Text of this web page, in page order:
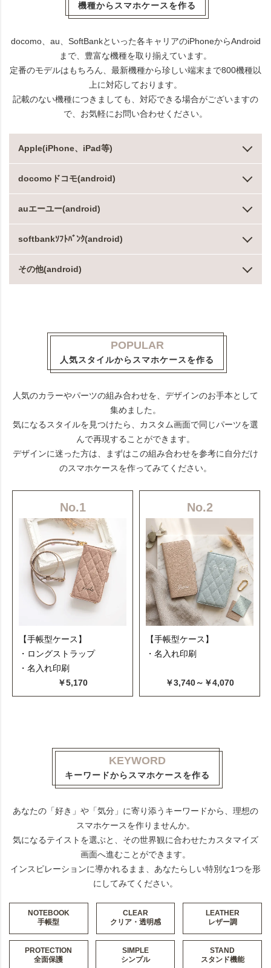
機種からスマホケースを作る
docomo、au、SoftBankといった各キャリアのiPhoneからAndroid
まで、豊富な機種を取り揃えています。
定番のモデルはもちろん、最新機種から珍しい端末まで800機種以
上に対応しております。
記載のない機種につきましても、対応できる場合がございますの
で、お気軽にお問い合わせください。
Apple(iPhone、iPad等)
docomoドコモ(android)
auエーユー(android)
softbankｿﾌﾄﾊﾞﾝｸ(android)
その他(android)
POPULAR
人気スタイルからスマホケースを作る
人気のカラーやパーツの組み合わせを、デザインのお手本として
集めました。
気になるスタイルを見つけたら、カスタム画面で同じパーツを選
んで再現することができます。
デザインに迷った方は、まずはこの組み合わせを参考に自分だけ
のスマホケースを作ってみてください。
No.1
【手帳型ケース】
・ロングストラップ
・名入れ印刷
￥5,170
No.2
【手帳型ケース】
・名入れ印刷
￥3,740～￥4,070
KEYWORD
キーワードからスマホケースを作る
あなたの「好き」や「気分」に寄り添うキーワードから、理想の
スマホケースを作りませんか。
気になるテイストを選ぶと、その世界観に合わせたカスタマイズ
画面へ進むことができます。
インスピレーションに導かれるまま、あなたらしい特別な1つを形
にしてみてください。
NOTEBOOK
手帳型
CLEAR
クリア・透明感
LEATHER
レザー調
PROTECTION
全面保護
SIMPLE
シンプル
STAND
スタンド機能